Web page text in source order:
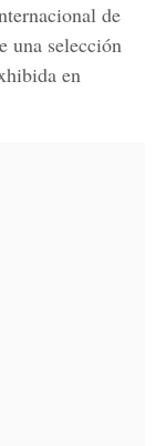
de
una selección
en